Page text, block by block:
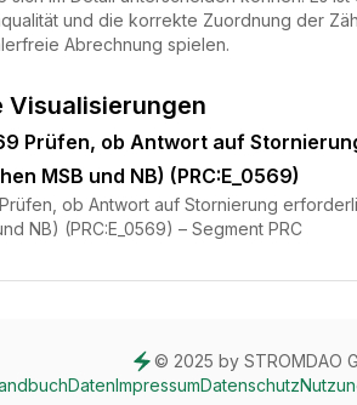
und die korrekte Zuordnung der
Abrechnung spielen.
Visualisierungen
Prüfen, ob Antwort auf
MSB und NB) (PRC:E_0569)
Prüfen, ob Antwort auf Stornierung
NB) (PRC:E_0569) – Segment PRC
© 2025 by STROMDAO
DatenImpressumDatenschutz